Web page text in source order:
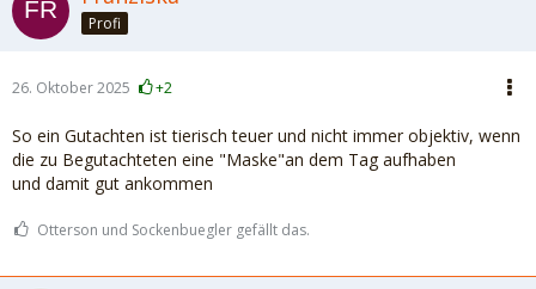
Profi
26. Oktober 2025 +2
So ein Gutachten ist tierisch teuer und nicht immer objektiv, wenn
die zu Begutachteten eine "Maske"an dem Tag aufhaben
und damit gut ankommen
Otterson und Sockenbuegler gefällt das.